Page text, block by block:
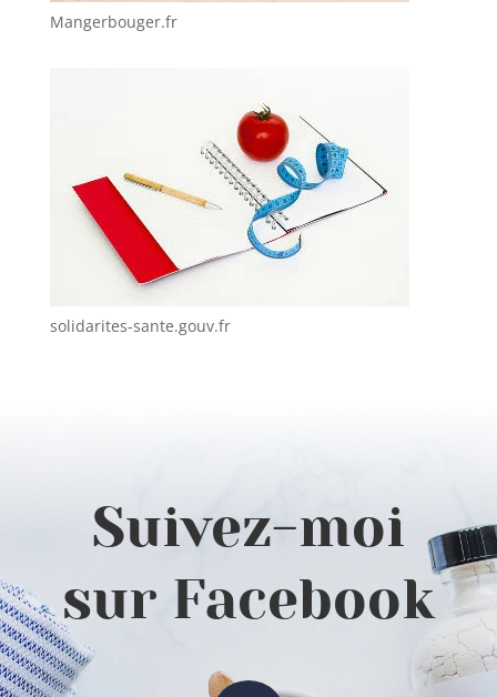
Mangerbouger.fr
solidarites-sante.gouv.fr
Suivez-moi
sur Facebook